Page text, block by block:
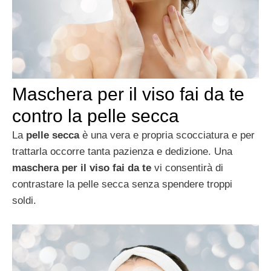
Maschera per il viso fai da te
contro la pelle secca
La pelle seccaè una vera e propria scocciatura e per
trattarla occorre tanta pazienza e dedizione. Una
maschera per il viso fai da te vi consentirà di
contrastare la pelle secca senza spendere troppi
soldi.